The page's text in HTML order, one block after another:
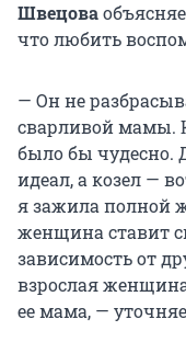
Швецова
что любить
— Он не
сварливой мамы.
было бы чудесно.
идеал, а козел —
я зажила полной
женщина ставит
зависимость от
взрослая
ее мама, —